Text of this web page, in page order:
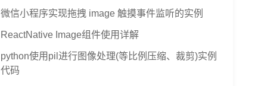
微信小程序实现拖拽 image 触摸事件监听的实例
ReactNative Image组件使用详解
python使用pil进行图像处理(等比例压缩、裁剪)实例
代码